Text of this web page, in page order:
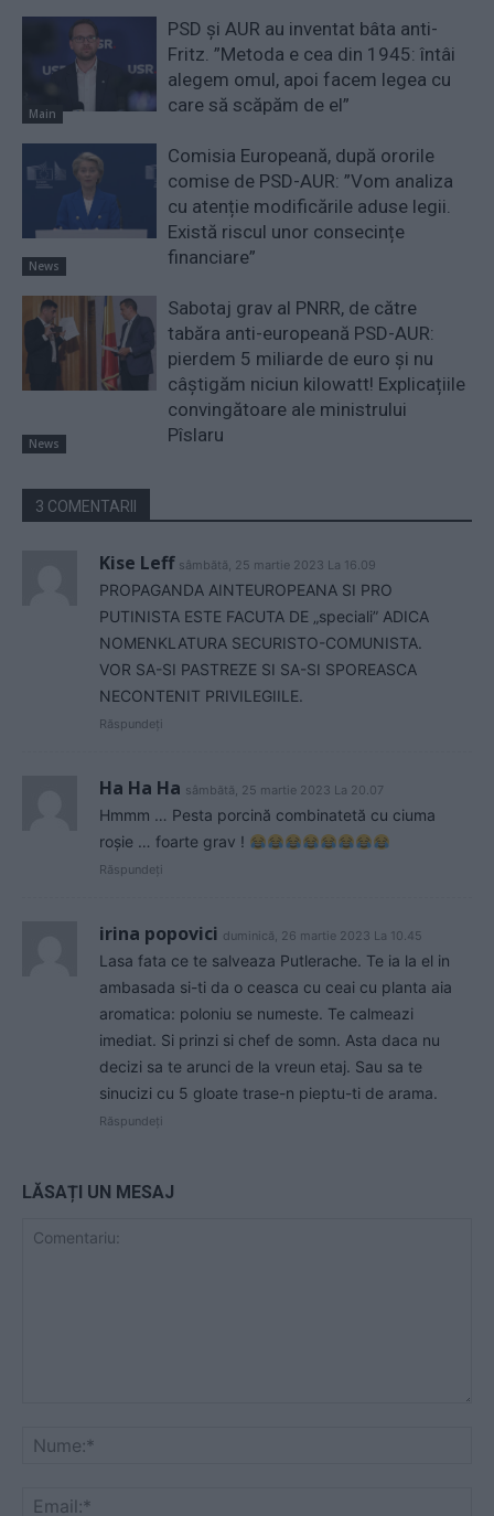
Main
PSD și AUR au inventat bâta anti-
Fritz. ”Metoda e cea din 1945: întâi
alegem omul, apoi facem legea cu
care să scăpăm de el”
News
Comisia Europeană, după ororile
comise de PSD-AUR: ”Vom analiza
cu atenție modificările aduse legii.
Există riscul unor consecințe
financiare”
News
Sabotaj grav al PNRR, de către
tabăra anti-europeană PSD-AUR:
pierdem 5 miliarde de euro și nu
câștigăm niciun kilowatt! Explicațiile
convingătoare ale ministrului
Pîslaru
3 COMENTARII
Kise Leff sâmbătă, 25 martie 2023 La 16.09
PROPAGANDA AINTEUROPEANA SI PRO
PUTINISTA ESTE FACUTA DE „speciali” ADICA
NOMENKLATURA SECURISTO-COMUNISTA.
VOR SA-SI PASTREZE SI SA-SI SPOREASCA
NECONTENIT PRIVILEGIILE.
Răspundeți
Ha Ha Ha sâmbătă, 25 martie 2023 La 20.07
Hmmm … Pesta porcină combinatetă cu ciuma
roșie … foarte grav !
Răspundeți
irina popovici duminică, 26 martie 2023 La 10.45
Lasa fata ce te salveaza Putlerache. Te ia la el in
ambasada si-ti da o ceasca cu ceai cu planta aia
aromatica: poloniu se numeste. Te calmeazi
imediat. Si prinzi si chef de somn. Asta daca nu
decizi sa te arunci de la vreun etaj. Sau sa te
sinucizi cu 5 gloate trase-n pieptu-ti de arama.
Răspundeți
LĂSAȚI UN MESAJ